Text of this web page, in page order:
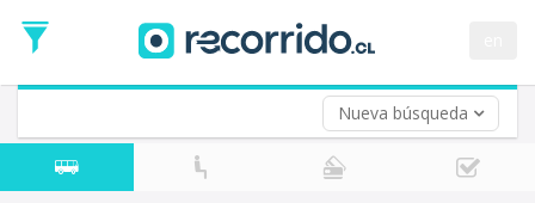
Nueva búsqueda
de
Ida
Vuelta (opcional)
Fecha
de